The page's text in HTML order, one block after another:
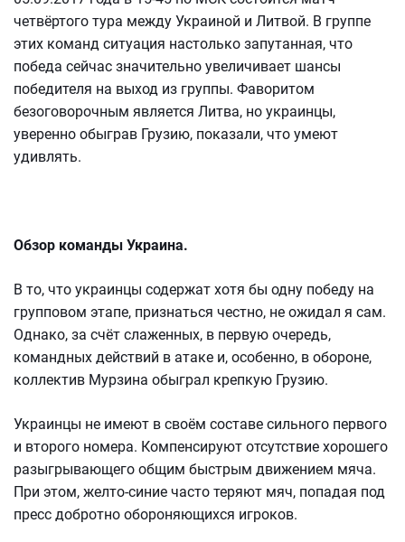
четвёртого тура между Украиной и Литвой. В группе
этих команд ситуация настолько запутанная, что
победа сейчас значительно увеличивает шансы
победителя на выход из группы. Фаворитом
безоговорочным является Литва, но украинцы,
уверенно обыграв Грузию, показали, что умеют
удивлять.
Обзор команды Украина.
В то, что украинцы содержат хотя бы одну победу на
групповом этапе, признаться честно, не ожидал я сам.
Однако, за счёт слаженных, в первую очередь,
командных действий в атаке и, особенно, в обороне,
коллектив Мурзина обыграл крепкую Грузию.
Украинцы не имеют в своём составе сильного первого
и второго номера. Компенсируют отсутствие хорошего
разыгрывающего общим быстрым движением мяча.
При этом, желто-синие часто теряют мяч, попадая под
пресс добротно обороняющихся игроков.